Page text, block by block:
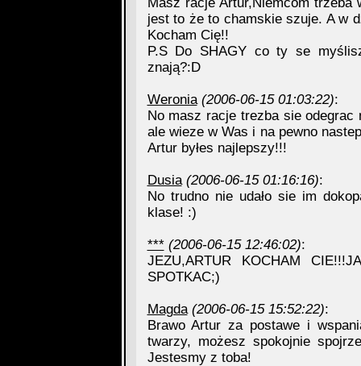
jest to że to chamskie szuje. A w
Kocham Cię!!
P.S Do SHAGY co ty se
znają?:D
Weronia (2006-06-15 01:03:22):
No masz racje trezba sie
ale wieze w Was i na pewno
Artur byłes najlepszy!!!
Dusia (2006-06-15 01:16:16):
No trudno nie udało sie im
klase! :)
*** (2006-06-15 12:46:02):
JEZU,ARTUR KOCHAM
SPOTKAC;)
Magda (2006-06-15 15:52:22):
Brawo Artur za postawe i
twarzy, możesz spokojnie
Jestesmy z toba!